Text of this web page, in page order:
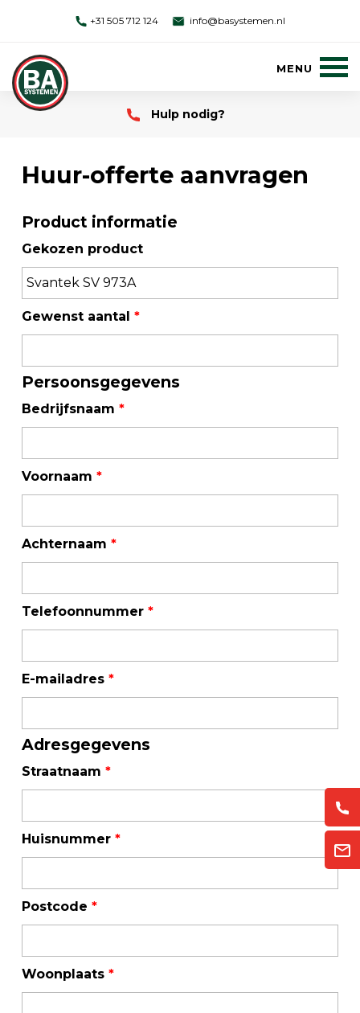
+31 505 712 124 info@basystemen.nl
Hulp nodig?
Huur-offerte aanvragen
Product informatie
Gekozen product
Gewenst aantal *
Persoonsgegevens
Bedrijfsnaam *
Voornaam *
Achternaam *
Telefoonnummer *
E-mailadres *
Adresgegevens
Straatnaam *
Huisnummer *
Postcode *
Woonplaats *